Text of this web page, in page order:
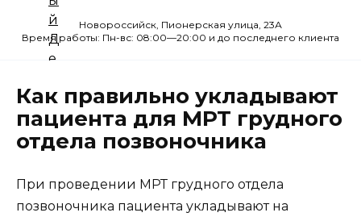
Новороссийск, Пионерская улица, 23А
Время работы: Пн-вс: 08:00—20:00 и до последнего клиента
Как правильно укладывают
пациента для МРТ грудного
отдела позвоночника
При проведении МРТ грудного отдела
позвоночника пациента укладывают на